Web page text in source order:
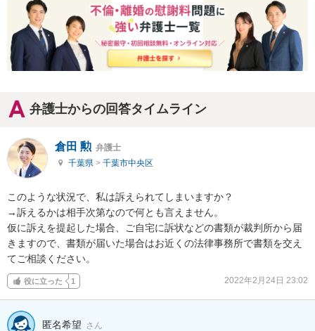
弁護士からの回答タイムライン
倉田 勲 弁護士
千葉県 > 千葉市中央区
このような状況で、私は訴えられてしまいますか？
→訴えるかは相手次第なので何とも言えません。
仮に訴えを提起した場合、ご自宅に訴状などの書類が裁判所から届
きますので、書類が届いた場合はお近くの法律事務所で書類を交え
てご相談ください。
役に立った 1 2022年2月24日 23:02
匿名希望 さん